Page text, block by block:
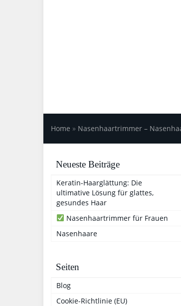
Home » Nasenhaartrimmer –
Neueste Beiträge
Keratin-Haarglättung: Die
ultimative Lösung für glattes,
gesundes Haar
Nasenhaartrimmer für Frauen
Nasenhaare
Seiten
Blog
Cookie-Richtlinie (EU)